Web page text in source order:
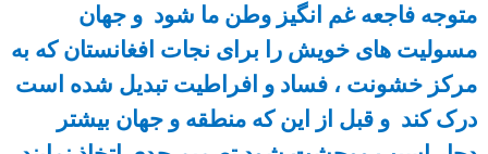
متوجه فاجعه غم انگیز وطن ما شود و جهان
مسولیت های خویش را برای نجات افغانستان که به
مرکز خشونت ، فساد و افراطیت تبدیل شده است
درک کند و قبل از این که منطقه و جهان بیشتر